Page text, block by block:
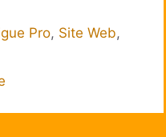
Pro, Site Web,